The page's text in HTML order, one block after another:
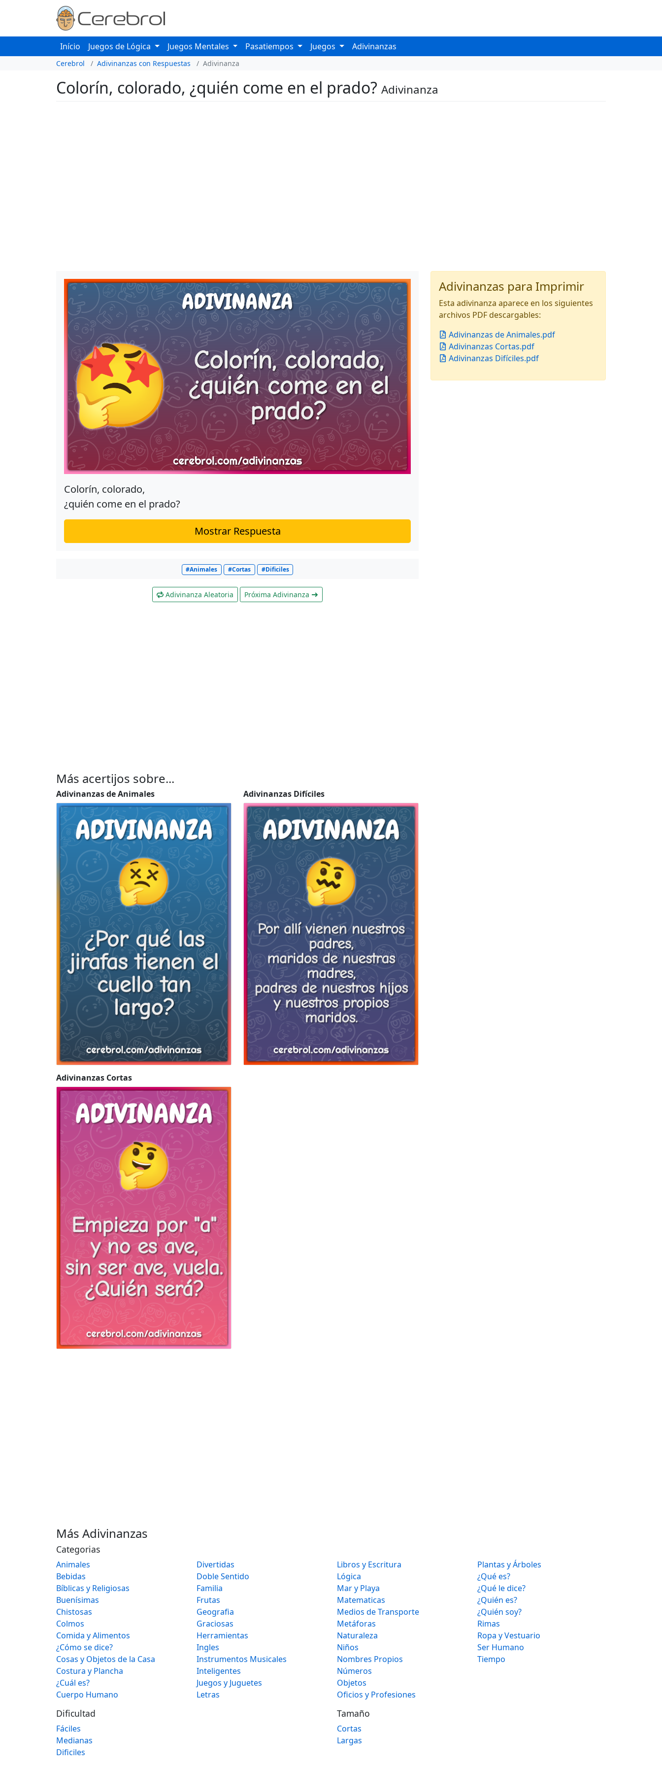
Início Juegos de Lógica Juegos Mentales Pasatiempos Juegos Adivinanzas
Cerebrol Adivinanzas con Respuestas Adivinanza
Colorín, colorado, ¿quién come en el prado? Adivinanza
Colorín, colorado,
¿quién come en el prado?
Mostrar Respuesta
#Animales #Cortas #Dificiles
Adivinanza Aleatoria Próxima Adivinanza
Adivinanzas para Imprimir
Esta adivinanza aparece en los siguientes
archivos PDF descargables:
Adivinanzas de Animales.pdf
Adivinanzas Cortas.pdf
Adivinanzas Difíciles.pdf
Más acertijos sobre...
Adivinanzas de Animales Adivinanzas Difíciles
Adivinanzas Cortas
Más Adivinanzas
Categorias
Animales
Bebidas
Bíblicas y Religiosas
Buenísimas
Chistosas
Colmos
Comida y Alimentos
¿Cómo se dice?
Cosas y Objetos de la Casa
Costura y Plancha
¿Cuál es?
Cuerpo Humano
Divertidas
Doble Sentido
Familia
Frutas
Geografia
Graciosas
Herramientas
Ingles
Instrumentos Musicales
Inteligentes
Juegos y Juguetes
Letras
Libros y Escritura
Lógica
Mar y Playa
Matematicas
Medios de Transporte
Metáforas
Naturaleza
Niños
Nombres Propios
Números
Objetos
Oficios y Profesiones
Plantas y Árboles
¿Qué es?
¿Qué le dice?
¿Quién es?
¿Quién soy?
Rimas
Ropa y Vestuario
Ser Humano
Tiempo
Dificultad
Fáciles
Medianas
Dificiles
Tamaño
Cortas
Largas